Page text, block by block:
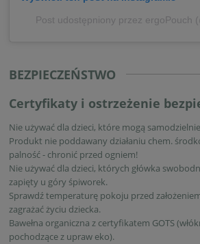
Post udostępniony przez ergoPouch
BEZPIECZEŃSTWO
Certyfikaty i ostrzeżenie
Nie używać dla dzieci, które mogą samodzielnie
Produkt nie poddawany działaniu chem.
palność - chronić przed ogniem!
Nie używać dla dzieci, których główka
zapięty u góry śpiworek.
Sprawdź temperaturę pokoju przed
zagrażać życiu dziecka.
Bawełna organiczna z certyfikatem GOTS
pochodzące z upraw eko).